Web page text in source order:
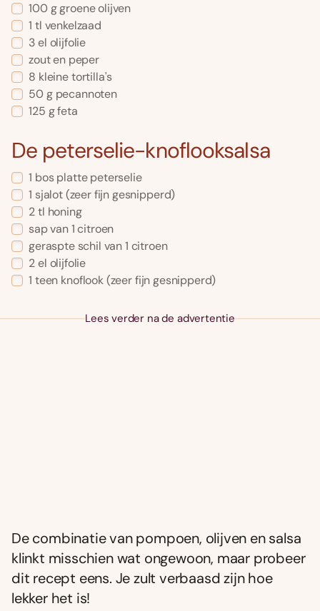
100 ggroene olijven
1 tl venkelzaad
3el olijfolie
zout en peper
8 kleinetortilla's
50 g pecannoten
125 gfeta
De peterselie-knoflooksalsa
1 bos platte peterselie
1 sjalot(zeer fijn gesnipperd)
2tl honing
sap van 1 citroen
geraspte schil van 1 citroen
2el olijfolie
1 teen knoflook(zeer fijn gesnipperd)
Lees verder na de advertentie
De combinatie van pompoen, olijven en salsa
klinkt misschien wat ongewoon, maar probeer
dit recept eens. Je zult verbaasd zijn hoe
lekker het is!